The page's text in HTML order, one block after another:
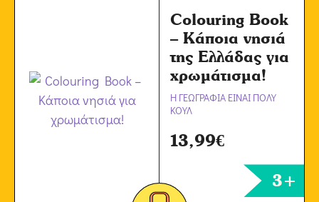
Colouring Book
– Κάποια νησιά
της Ελλάδας για
χρωμάτισμα!
Η ΓΕΩΓΡΑΦΙΑ ΕΙΝΑΙ ΠΟΛΥ
ΚΟΥΛ
13,99€
3+